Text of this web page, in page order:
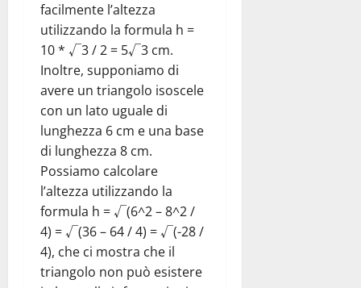
facilmente l’altezza
utilizzando la formula h =
10 * √3 / 2 = 5√3 cm.
Inoltre, supponiamo di
avere un triangolo isoscele
con un lato uguale di
lunghezza 6 cm e una base
di lunghezza 8 cm.
Possiamo calcolare
l’altezza utilizzando la
formula h = √(6^2 – 8^2 /
4) = √(36 – 64 / 4) = √(-28 /
4), che ci mostra che il
triangolo non può esistere